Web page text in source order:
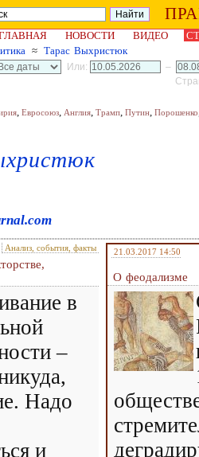
НОВОСТИ ВИДЕО
≈ Тарас Выхристюк
Или:
–
, Евросоюз, Англия, Трамп, Путин, Порошенко
Анализ, события, факты
в
–
Надо
и
21.03.2017 14:50
О феодализме